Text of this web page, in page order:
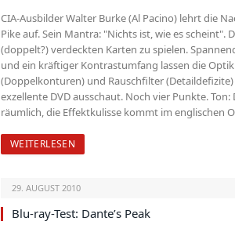
CIA-Ausbilder Walter Burke (Al Pacino) lehrt die
Pike auf. Sein Mantra: "Nichts ist, wie es
(doppelt?) verdeckten Karten zu spielen.
und ein kräftiger Kontrastumfang lassen die
(Doppelkonturen) und Rauschfilter
exzellente DVD ausschaut. Noch vier Punkte.
räumlich, die Effektkulisse kommt im englischen
WEITERLESEN
29. AUGUST 2010
Blu-ray-Test: Dante’s Peak